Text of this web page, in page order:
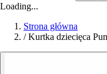
Loading...
Strona główna
/ Kurtka dziecięca